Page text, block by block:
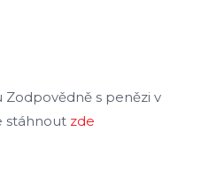
s penězi v
stáhnout zde